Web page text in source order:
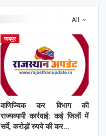
All
जयपुर
वाणिज्यिक कर विभाग की
राज्यव्यापी कार्रवाई: कई जिलों में
सर्वे, करोड़ों रुपये की कर…